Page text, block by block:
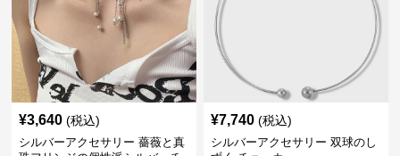
¥3,640 (税込)
シルバーアクセサリー 薔薇と真
¥7,740 (税込)
シルバーアクセサリー 双球のし